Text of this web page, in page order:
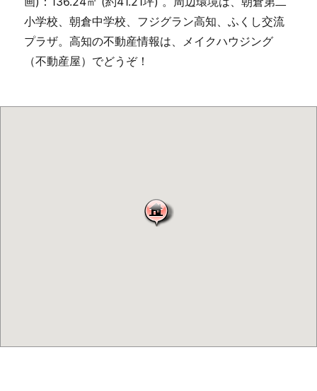
小学校、朝倉中学校、フジグラン高知、ふくし交流
プラザ。高知の不動産情報は、メイクハウジング
（不動産屋）でどうぞ！